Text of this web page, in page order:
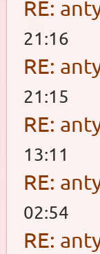
RE:
21:16
RE:
21:15
RE:
13:11
RE:
02:54
RE: